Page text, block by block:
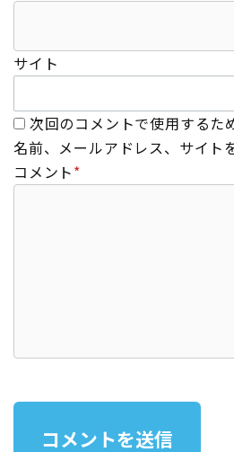
サイト
次回のコメントで使用するた
名前、メールアドレス、サイト
コメント*